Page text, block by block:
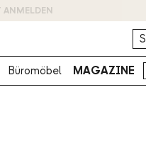
Büromöbel MAGAZINE